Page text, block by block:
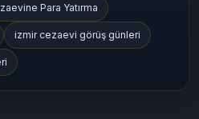
Para Yatırma
izmir cezaevi görüş günleri